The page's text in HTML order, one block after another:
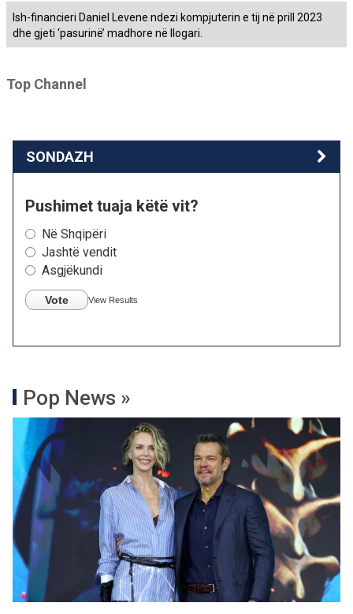
Ish-financieri Daniel Levene ndezi kompjuterin e tij në prill 2023
dhe gjeti ‘pasurinë’ madhore në llogari.
Top Channel
SONDAZH
Pushimet tuaja këtë vit?
Në Shqipëri
Jashtë vendit
Asgjëkundi
Vote View Results
Pop News »